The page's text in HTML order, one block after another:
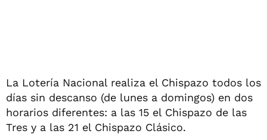
La Lotería Nacional realiza el Chispazo todos los
días sin descanso (de lunes a domingos) en dos
horarios diferentes: a las 15 el Chispazo de las
Tres y a las 21 el Chispazo Clásico.